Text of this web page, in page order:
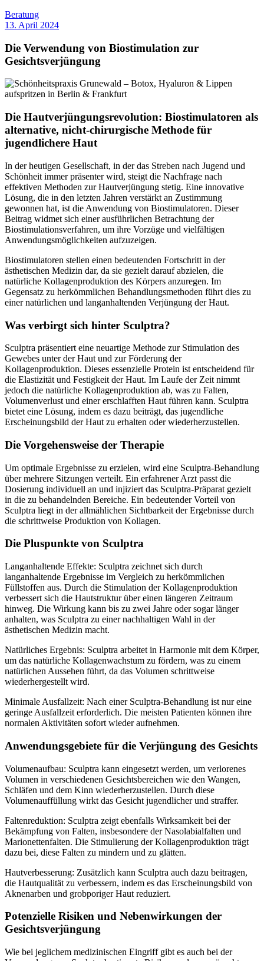
Beratung
13. April 2024
Die Verwendung von Biostimulation zur
Gesichtsverjüngung
Die Hautverjüngungsrevolution: Biostimulatoren als
alternative, nicht-chirurgische Methode für
jugendlichere Haut
In der heutigen Gesellschaft, in der das Streben nach Jugend und
Schönheit immer präsenter wird, steigt die Nachfrage nach
effektiven Methoden zur Hautverjüngung stetig. Eine innovative
Lösung, die in den letzten Jahren verstärkt an Zustimmung
gewonnen hat, ist die Anwendung von Biostimulatoren. Dieser
Beitrag widmet sich einer ausführlichen Betrachtung der
Biostimulationsverfahren, um ihre Vorzüge und vielfältigen
Anwendungsmöglichkeiten aufzuzeigen.
Biostimulatoren stellen einen bedeutenden Fortschritt in der
ästhetischen Medizin dar, da sie gezielt darauf abzielen, die
natürliche Kollagenproduktion des Körpers anzuregen. Im
Gegensatz zu herkömmlichen Behandlungsmethoden führt dies zu
einer natürlichen und langanhaltenden Verjüngung der Haut.
Was verbirgt sich hinter Sculptra?
Sculptra präsentiert eine neuartige Methode zur Stimulation des
Gewebes unter der Haut und zur Förderung der
Kollagenproduktion. Dieses essenzielle Protein ist entscheidend für
die Elastizität und Festigkeit der Haut. Im Laufe der Zeit nimmt
jedoch die natürliche Kollagenproduktion ab, was zu Falten,
Volumenverlust und einer erschlafften Haut führen kann. Sculptra
bietet eine Lösung, indem es dazu beiträgt, das jugendliche
Erscheinungsbild der Haut zu erhalten oder wiederherzustellen.
Die Vorgehensweise der Therapie
Um optimale Ergebnisse zu erzielen, wird eine Sculptra-Behandlung
über mehrere Sitzungen verteilt. Ein erfahrener Arzt passt die
Dosierung individuell an und injiziert das Sculptra-Präparat gezielt
in die zu behandelnden Bereiche. Ein bedeutender Vorteil von
Sculptra liegt in der allmählichen Sichtbarkeit der Ergebnisse durch
die schrittweise Produktion von Kollagen.
Die Pluspunkte von Sculptra
Langanhaltende Effekte: Sculptra zeichnet sich durch
langanhaltende Ergebnisse im Vergleich zu herkömmlichen
Füllstoffen aus. Durch die Stimulation der Kollagenproduktion
verbessert sich die Hautstruktur über einen längeren Zeitraum
hinweg. Die Wirkung kann bis zu zwei Jahre oder sogar länger
anhalten, was Sculptra zu einer nachhaltigen Wahl in der
ästhetischen Medizin macht.
Natürliches Ergebnis: Sculptra arbeitet in Harmonie mit dem Körper,
um das natürliche Kollagenwachstum zu fördern, was zu einem
natürlichen Aussehen führt, da das Volumen schrittweise
wiederhergestellt wird.
Minimale Ausfallzeit: Nach einer Sculptra-Behandlung ist nur eine
geringe Ausfallzeit erforderlich. Die meisten Patienten können ihre
normalen Aktivitäten sofort wieder aufnehmen.
Anwendungsgebiete für die Verjüngung des Gesichts
Volumenaufbau: Sculptra kann eingesetzt werden, um verlorenes
Volumen in verschiedenen Gesichtsbereichen wie den Wangen,
Schläfen und dem Kinn wiederherzustellen. Durch diese
Volumenauffüllung wirkt das Gesicht jugendlicher und straffer.
Faltenreduktion: Sculptra zeigt ebenfalls Wirksamkeit bei der
Bekämpfung von Falten, insbesondere der Nasolabialfalten und
Marionettenfalten. Die Stimulierung der Kollagenproduktion trägt
dazu bei, diese Falten zu mindern und zu glätten.
Hautverbesserung: Zusätzlich kann Sculptra auch dazu beitragen,
die Hautqualität zu verbessern, indem es das Erscheinungsbild von
Aknenarben und grobporiger Haut reduziert.
Potenzielle Risiken und Nebenwirkungen der
Gesichtsverjüngung
Wie bei jeglichem medizinischen Eingriff gibt es auch bei der